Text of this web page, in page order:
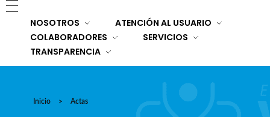
NOSOTROS
ATENCIÓN AL USUARIO
COLABORADORES
SERVICIOS
TRANSPARENCIA
Inicio > Actas